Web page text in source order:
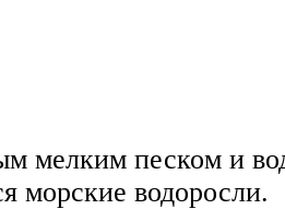
мелким песком и
морские водоросли.